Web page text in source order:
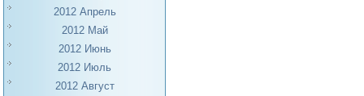
2012 Апрель
2012 Май
2012 Июнь
2012 Июль
2012 Август